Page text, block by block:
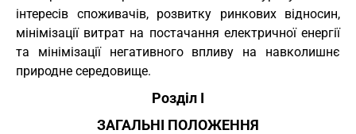
інтересів споживачів, розвитку ринкових відносин,
мінімізації витрат на постачання електричної енергії
та мінімізації негативного впливу на навколишнє
природне середовище.
Розділ I
ЗАГАЛЬНІ ПОЛОЖЕННЯ